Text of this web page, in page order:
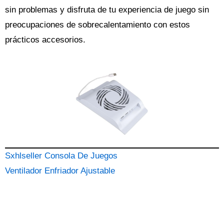
sin problemas y disfruta de tu experiencia de juego sin
preocupaciones de sobrecalentamiento con estos
prácticos accesorios.
Sxhlseller Consola De Juegos
Ventilador Enfriador Ajustable